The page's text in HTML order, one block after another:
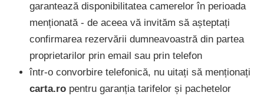
garantează disponibilitatea camerelor în perioada
menționată - de aceea vă invităm să așteptați
confirmarea rezervării dumneavoastră din partea
proprietarilor prin email sau prin telefon
într-o convorbire telefonică, nu uitați să menționați
carta.ro pentru garanția tarifelor și pachetelor